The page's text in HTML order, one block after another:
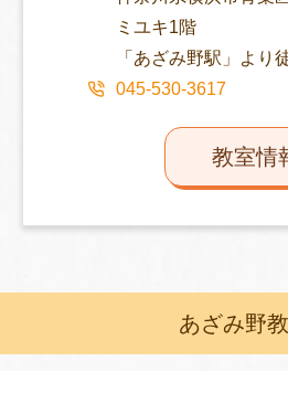
ミユキ1階
「あざみ野駅」より
045-530-3617
教室情
あざみ野